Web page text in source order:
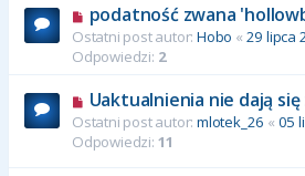
podatność zwana
Ostatni post autor: Hobo « 29 lipca
Odpowiedzi: 2
Uaktualnienia nie dają
Ostatni post autor: mlotek_26 « 05
Odpowiedzi: 11